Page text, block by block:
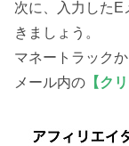
次に、入力したE
きましょう。
マネートラック
メール内の 【ク